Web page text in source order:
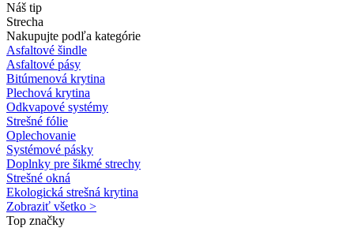
Náš tip
Strecha
Nakupujte podľa kategórie
Asfaltové šindle
Asfaltové pásy
Bitúmenová krytina
Plechová krytina
Odkvapové systémy
Strešné fólie
Oplechovanie
Systémové pásky
Doplnky pre šikmé strechy
Strešné okná
Ekologická strešná krytina
Zobraziť všetko >
Top značky